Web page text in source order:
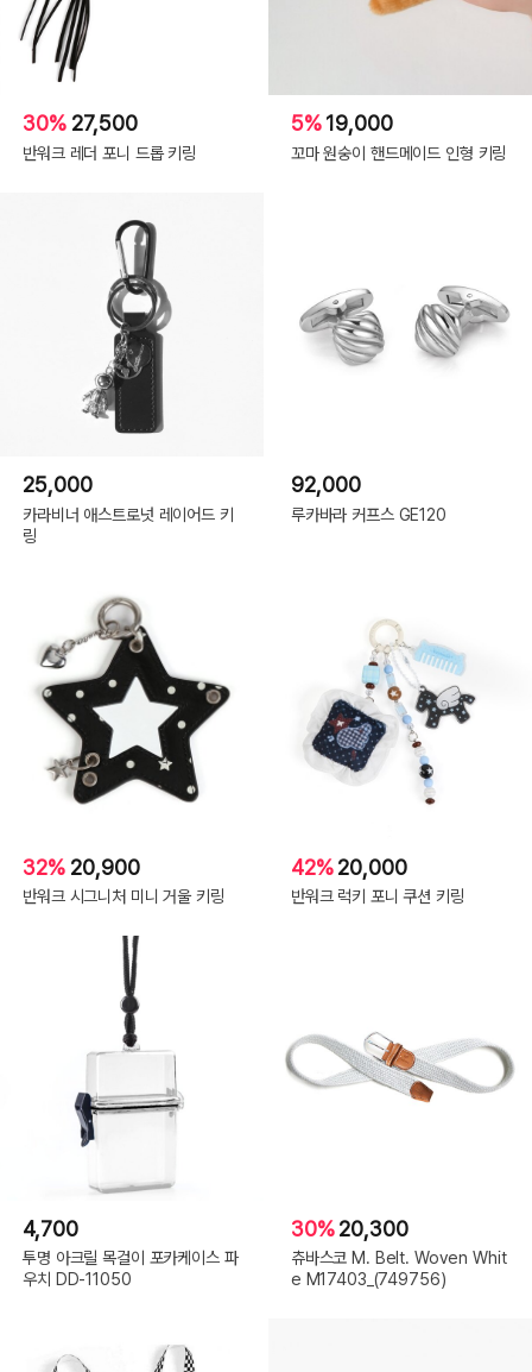
30% 27,500
반워크 레더 포니 드롭 키링
5%19,000
꼬마 원숭이 핸드메이드 인형 키링
25,000
카라비너 애스트로넛 레이어드 키
링
92,000
루카바라 커프스 GE120
32% 20,900
반워크 시그니처 미니 거울 키링
42%20,000
반워크 럭키 포니 쿠션 키링
4,700
투명 아크릴 목걸이 포카케이스 파
우치 DD-11050
30%20,300
츄바스코 M. Belt. Woven Whit
e M17403_(749756)